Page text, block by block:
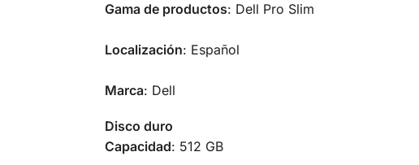
Gama de productos: Dell Pro Slim
Localización: Español
Marca: Dell
Disco duro
Capacidad: 512 GB